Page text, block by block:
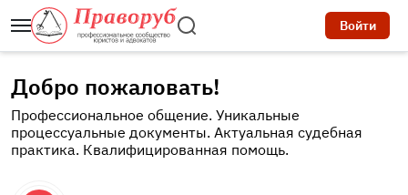
Войти
Добро пожаловать!
Профессиональное общение. Уникальные
процессуальные документы. Актуальная судебная
практика. Квалифицированная помощь.